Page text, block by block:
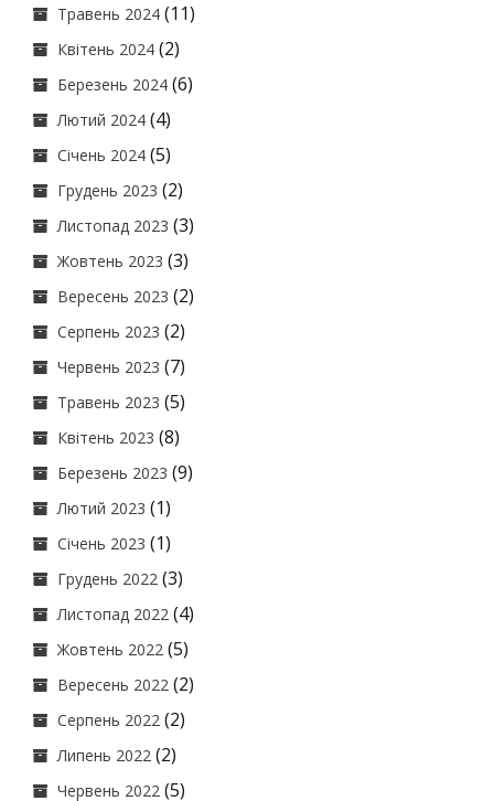
Травень 2024 (11)
Квітень 2024 (2)
Березень 2024 (6)
Лютий 2024 (4)
Січень 2024 (5)
Грудень 2023 (2)
Листопад 2023 (3)
Жовтень 2023 (3)
Вересень 2023 (2)
Серпень 2023 (2)
Червень 2023 (7)
Травень 2023 (5)
Квітень 2023 (8)
Березень 2023 (9)
Лютий 2023 (1)
Січень 2023 (1)
Грудень 2022 (3)
Листопад 2022 (4)
Жовтень 2022 (5)
Вересень 2022 (2)
Серпень 2022 (2)
Липень 2022 (2)
Червень 2022 (5)